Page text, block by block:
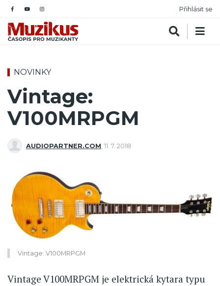
Přihlásit se
NOVINKY
Vintage:
V100MRPGM
AUDIOPARTNER.COM 11. 7. 2018
Vintage: V100MRPGM
Vintage V100MRPGM je elektrická kytara typu